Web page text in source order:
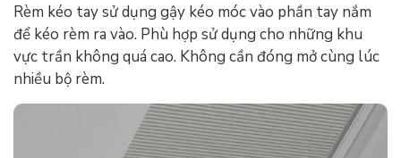
Rèm kéo tay sử dụng gậy kéo móc vào phần tay nắm
để kéo rèm ra vào. Phù hợp sử dụng cho những khu
vực trần không quá cao. Không cần đóng mở cùng lúc
nhiều bộ rèm.